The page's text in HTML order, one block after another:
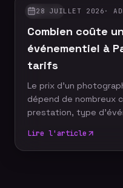
notoriété et valorisent
événementiel
investissement pour
GUIDES
28 JUILLET 2026 ·
Combien coûte
événementiel à
tarifs
Le prix d'un
dépend de nombreux
prestation, type
complémentaires.
le plus bas, il est
Lire l'article